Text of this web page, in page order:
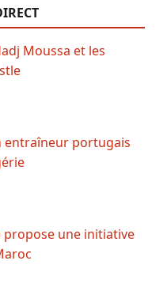
Moussa et les
entraîneur portugais
une initiative